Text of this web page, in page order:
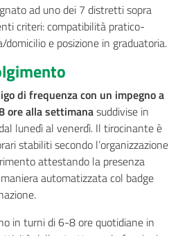
ad uno dei 7 distretti sopra
criteri: compatibilità pratico-
domicilio e posizione in graduatoria.
di frequenza con un impegno a
ore alla settimanasuddivise in
lunedì al venerdì. Il tirocinante è
stabiliti secondo l’organizzazione
attestando la presenza
automatizzata col badge
in turni di 6-8 ore quotidiane in